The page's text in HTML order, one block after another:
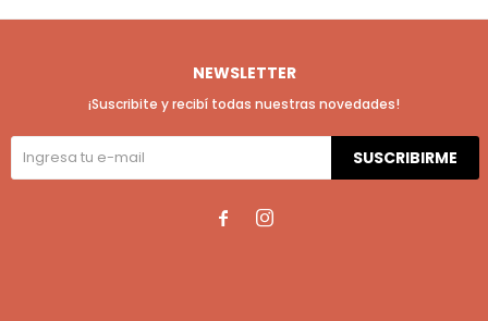
NEWSLETTER
¡Suscribite y recibí todas nuestras novedades!
SUSCRIBIRME
 